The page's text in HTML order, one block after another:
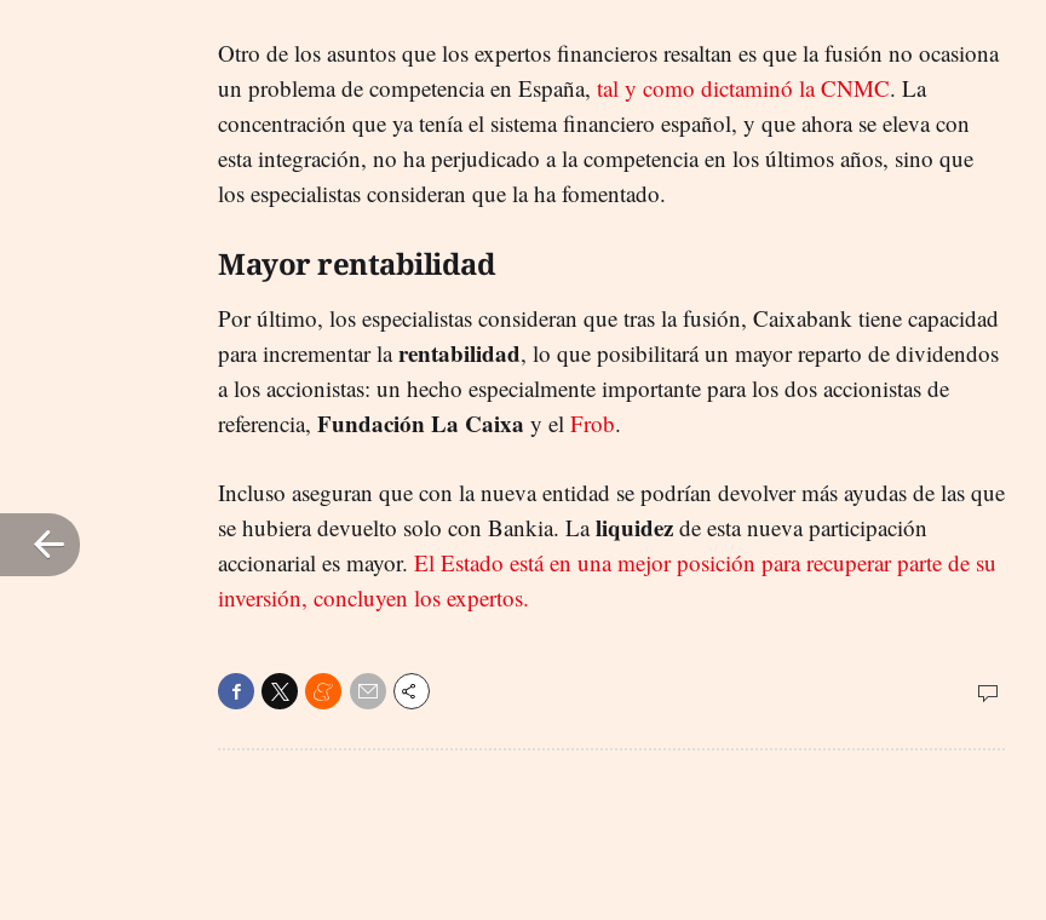
Otro de los asuntos que los expertos financieros resaltan es que la fusión no ocasiona
un problema de competencia en España, tal y como dictaminó la CNMC. La
concentración que ya tenía el sistema financiero español, y que ahora se eleva con
esta integración, no ha perjudicado a la competencia en los últimos años, sino que
los especialistas consideran que la ha fomentado.
Mayor rentabilidad
Por último, los especialistas consideran que tras la fusión, Caixabank tiene capacidad
para incrementar larentabilidad, lo que posibilitará un mayor reparto de dividendos
a los accionistas: un hecho especialmente importante para los dos accionistas de
referencia, Fundación La Caixa y el Frob.
Incluso aseguran que con la nueva entidad se podrían devolver más ayudas de las que
se hubiera devuelto solo con Bankia. Laliquidez de esta nueva participación
accionarial es mayor. El Estado está en una mejor posición para recuperar parte de su
inversión, concluyen los expertos.